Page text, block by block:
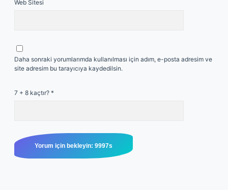
Web Sitesi
Daha sonraki yorumlarımda kullanılması için adım, e-posta adresim ve
site adresim bu tarayıcıya kaydedilsin.
7 + 8 kaçtır? *